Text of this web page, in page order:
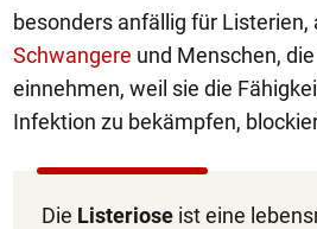
besonders anfällig für Listerien,
Schwangere und Menschen,
einnehmen, weil sie die
Infektion zu bekämpfen,
Die Listeriose ist eine